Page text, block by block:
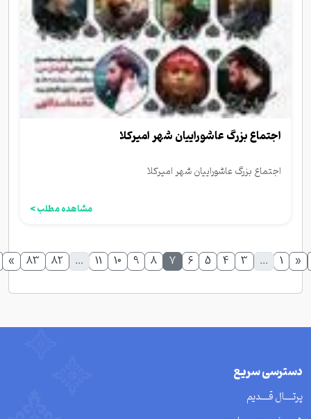
اجتماع بزرگ عاشوراییان شهر امیرکلا
اجتماع بزرگ عاشوراییان شهر امیرکلا
مشاهده مطلب >
«
1
...
3
4
5
6
7
8
9
10
11
...
82
83
»
دسترسی سریع
پرتــــال قــــدیم